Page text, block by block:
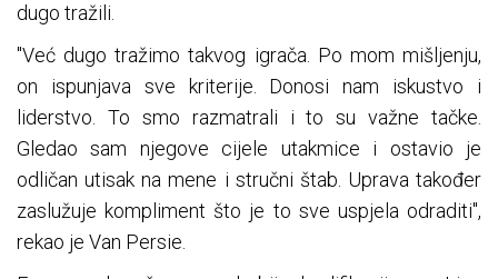
dugo tražili.
"Već dugo tražimo takvog igrača. Po mom mišljenju,
on ispunjava sve kriterije. Donosi nam iskustvo i
liderstvo. To smo razmatrali i to su važne tačke.
Gledao sam njegove cijele utakmice i ostavio je
odličan utisak na mene i stručni štab. Uprava također
zaslužuje kompliment što je to sve uspjela odraditi",
rekao je Van Persie.